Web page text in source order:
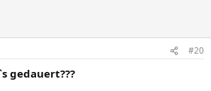
#20
gedauert???